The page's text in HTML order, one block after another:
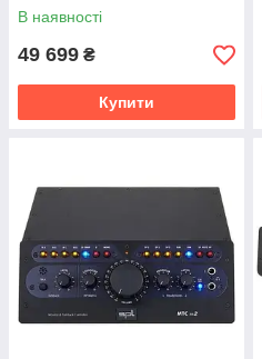
В наявності
49 699 ₴
Купити